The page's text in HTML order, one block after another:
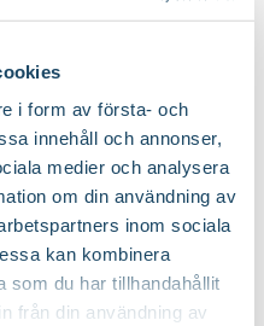
i form av första- och
innehåll och annonser,
medier och analysera
om din användning av
inom sociala
kan kombinera
som du har tillhandahållit
från din användning av
produktsida
8990